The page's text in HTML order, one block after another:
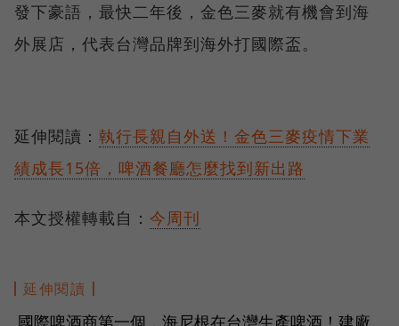
發下豪語，最快二年後，金色三麥就有機會到海
外展店，代表台灣品牌到海外打國際盃。
延伸閱讀： 執行長親自外送！金色三麥疫情下業
績成長15倍，啤酒餐廳怎麼找到新出路
本文授權轉載自： 今周刊
延伸閱讀